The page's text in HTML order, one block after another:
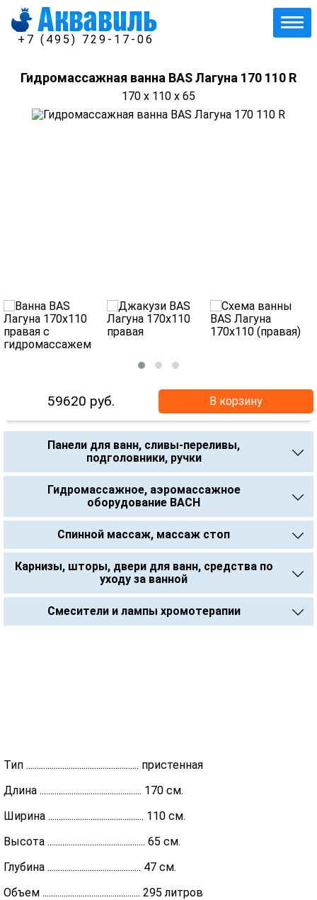
+7 (495) 729-17-06
Гидромассажная ванна BAS Лагуна 170 110 R
170 x 110 x 65
59620 руб. В корзину
Панели для ванн, сливы-переливы,
подголовники, ручки
Гидромассажное, аэромассажное
оборудование BACH
Спинной массаж, массаж стоп
Карнизы, шторы, двери для ванн, средства по
уходу за ванной
Смесители и лампы хромотерапии
Тип ..................................................... пристенная
Длина ................................................ 170 см.
Ширина ............................................. 110 см.
Высота .............................................. 65 см.
Глубина ............................................ 47 см.
Объем .............................................. 295 литров